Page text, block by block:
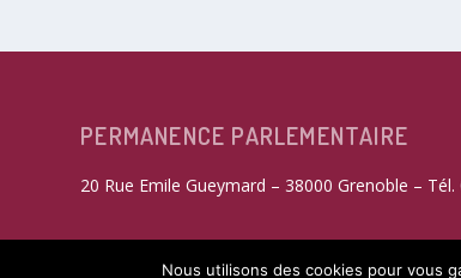
PERMANENCE PARLEMENTAIRE
20 Rue Emile Gueymard – 38000 Grenoble –
Nous utilisons des cookies pour vous